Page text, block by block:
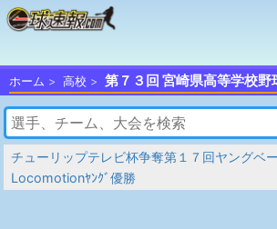
ホーム 高校 第７３回 宮崎県高等学校野
チューリップテレビ杯争奪第１７回ヤングベ
Locomotionﾔﾝｸﾞ優勝